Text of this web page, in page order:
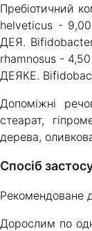
Пребіотичний
helveticus -
ДЕЯ.
rhamnosus -
ДЕЯКЕ.
Допоміжні
стеарат,
дерева,
Спосіб
Рекомендоване
Дорослим по